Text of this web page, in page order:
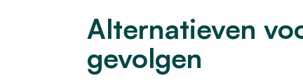
Alternatieven
gevolgen